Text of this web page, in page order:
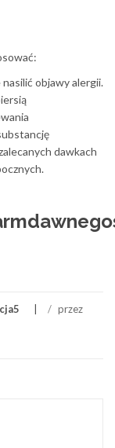
objawy alergii.
dawkach
/ przez